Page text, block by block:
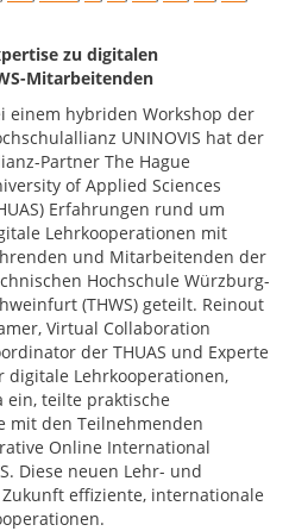
zu digitalen
Mitarbeitenden
einem hybriden Workshop der
UNINOVIS hat der
Partner The Hague
of Applied Sciences
Erfahrungen rund um
Lehrkooperationen mit
und Mitarbeitenden der
Hochschule Würzburg-
(THWS) geteilt. Reinout
Virtual Collaboration
der THUAS und Experte
digitale Lehrkooperationen,
teilte praktische
mit den Teilnehmenden
Online International
Diese neuen Lehr- und
effiziente, internationale